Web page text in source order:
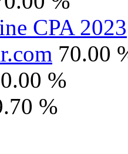
CPA 2023
70.00
%
%